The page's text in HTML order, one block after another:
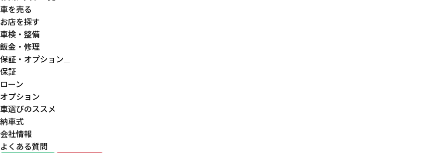
車を売る
お店を探す
車検・整備
鈑金・修理
保証・オプション
保証
ローン
オプション
車選びのススメ
納車式
会社情報
よくある質問